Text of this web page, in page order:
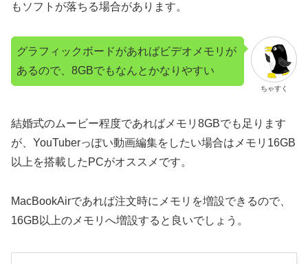
もソフトが落ちる場合があります。
ちゃすく
グラフィックボードがあればビデオメモリが
あるので、8GBでもなんとかなりやすい
結婚式のムービー程度であればメモリ8GBでも足ります
が、YouTuberっぽい動画編集をしたい場合はメモリ16GB
以上を搭載したPCがオススメです。
MacBookAirであれば注文時にメモリを増設できるので、
16GB以上のメモリへ増設すると良いでしょう。